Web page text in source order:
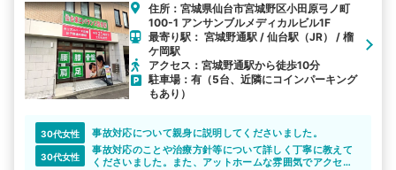
住所：宮城県仙台市宮城野区小田原弓ノ町
100-1 アンサンブルメディカルビル1F
最寄り駅： 宮城野通駅 / 仙台駅（JR） / 榴
ケ岡駅
アクセス：宮城野通駅から徒歩10分
駐車場：有（5台、近隣にコインパーキング
もあり）
30代女性 事故対応について親身に説明してくださいました。
30代女性
事故対応のことや治療方針等について詳しく丁寧に教えて
くださいました。また、アットホームな雰囲気でアクセス